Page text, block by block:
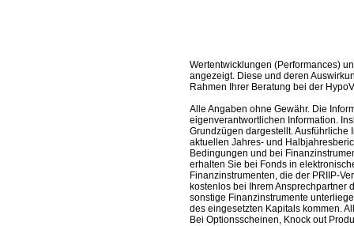
Wertentwicklungen (Performances)
angezeigt. Diese und deren
Rahmen Ihrer Beratung bei der
Alle Angaben ohne Gewähr. Die
eigenverantwortlichen Information.
Grundzügen dargestellt.
aktuellen Jahres- und
Bedingungen und bei
erhalten Sie bei Fonds in
Finanzinstrumenten, die der PRIIP-
kostenlos bei Ihrem Ansprechpartner
sonstige Finanzinstrumente
des eingesetzten Kapitals kommen.
Bei Optionsscheinen, Knock out